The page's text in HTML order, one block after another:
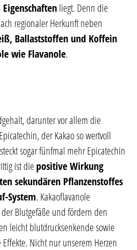
liegt. Denn die
regionaler Herkunft neben
Ballaststoffen und Koffein
wie Flavanole.
darunter vor allem die
der Kakao so wertvoll
sogar fünfmal mehr Epicatechin
ist die positive Wirkung
sekundären Pflanzenstoffes
System. Kakaoflavanole
Blutgefäße und fördern den
leicht blutdrucksenkende sowie
Nicht nur unserem Herzen